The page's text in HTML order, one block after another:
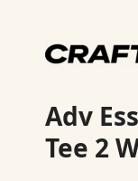
Adv
Tee 2